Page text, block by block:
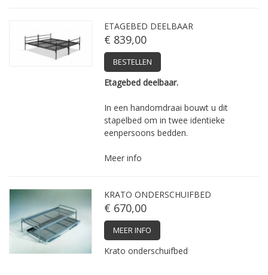
ETAGEBED DEELBAAR
€ 839,00
BESTELLEN
Etagebed deelbaar.
In een handomdraai bouwt u dit
stapelbed om in twee identieke
eenpersoons bedden.
Meer info
KRATO ONDERSCHUIFBED
€ 670,00
MEER INFO
Krato onderschuifbed